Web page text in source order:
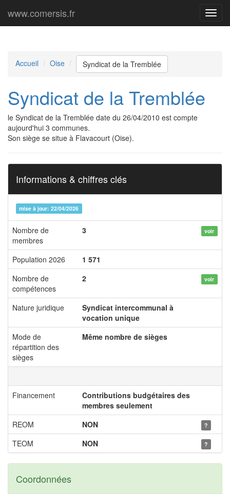
Menu
www.comersis.fr
Accueil Oise Syndicat de la Tremblée
Syndicat de la Tremblée
le Syndicat de la Tremblée date du 26/04/2010 est compte
aujourd'hui 3 communes.
Son siège se situe à Flavacourt (Oise).
Informations & chiffres clés
mise à jour: 22/04/2026
Nombre de
membres
3 voir
Population 2026
1 571
Nombre de
compétences
2 voir
Nature juridique
Syndicat intercommunal à
vocation unique
Mode de
répartition des
sièges
Même nombre de sièges
Financement
Contributions budgétaires des
membres seulement
REOM
NON ?
TEOM NON ?
Coordonnées